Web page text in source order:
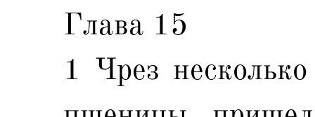
Глава 15
1 Чрез